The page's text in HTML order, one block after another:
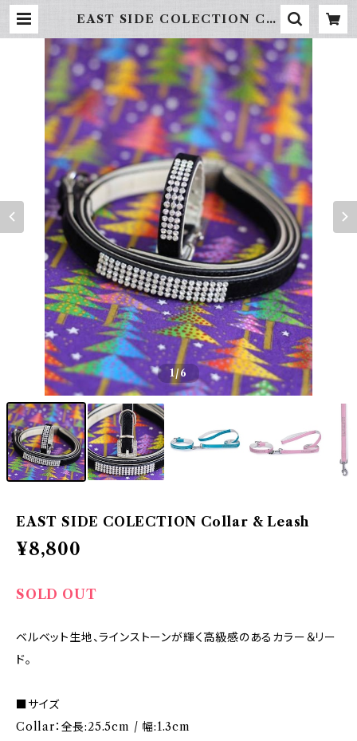
EAST SIDE COLECTION Col
1/6
EAST SIDE COLECTION Collar & Leash
¥8,800
SOLD OUT
ベルベット生地、ラインストーンが輝く高級感のあるカラー＆リー
ド。
■サイズ
Collar：全長:25.5cm / 幅:1.3cm